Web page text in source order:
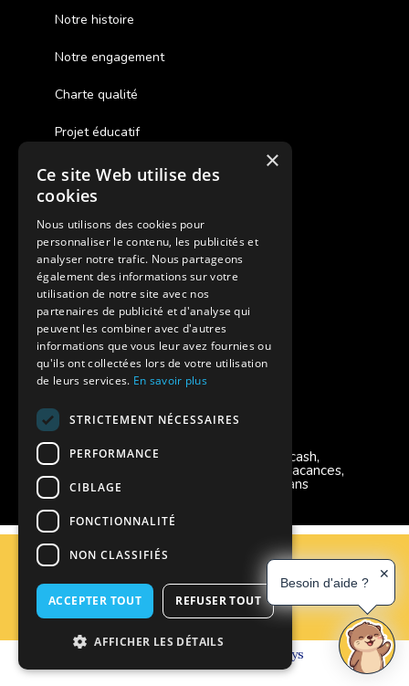
Notre histoire
Notre engagement
Charte qualité
Projet éducatif
Des colonies de vacances inclusives
Assurances annulations
Aides financières pour partir en colonie
Charte de confidentialité
Vacances Adaptées Adulte Supernova
Modes de règlement acceptés
Chèque, Virement, Espèces, Mandats cash,
Bons CAF, Conseil général, Chèques vacances,
Carte bancaire, Prise en charge reçu sans
règlement, Prélèvement, Pass Colo
Plan du site
Espace Professionnels
Réalisation
Vackélys
×
Ce site Web utilise des
cookies
Nous utilisons des cookies pour
personnaliser le contenu, les publicités et
analyser notre trafic. Nous partageons
également des informations sur votre
utilisation de notre site avec nos
partenaires de publicité et d'analyse qui
peuvent les combiner avec d'autres
informations que vous leur avez fournies ou
qu'ils ont collectées lors de votre utilisation
de leurs services. En savoir plus
STRICTEMENT NÉCESSAIRES
PERFORMANCE
CIBLAGE
FONCTIONNALITÉ
NON CLASSIFIÉS
ACCEPTER TOUT REFUSER TOUT
AFFICHER LES DÉTAILS
Besoin d'aide ?
✕